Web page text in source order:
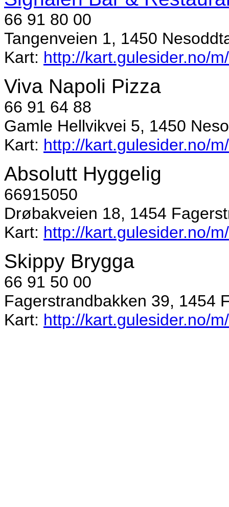
66 91 80 00
Tangenveien 1, 1450
Kart: http://kart.gulesider.no/
Viva Napoli Pizza
66 91 64 88
Gamle Hellvikvei 5, 1450
Kart: http://kart.gulesider.no/
Absolutt Hyggelig
66915050
Drøbakveien 18, 1454
Kart: http://kart.gulesider.no/
Skippy Brygga
66 91 50 00
Fagerstrandbakken 39, 1454
Kart: http://kart.gulesider.no/